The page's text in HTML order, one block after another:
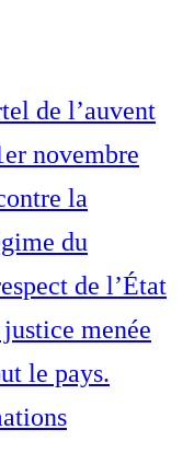
de l’auvent
novembre
la
du
de l’État
menée
le pays.